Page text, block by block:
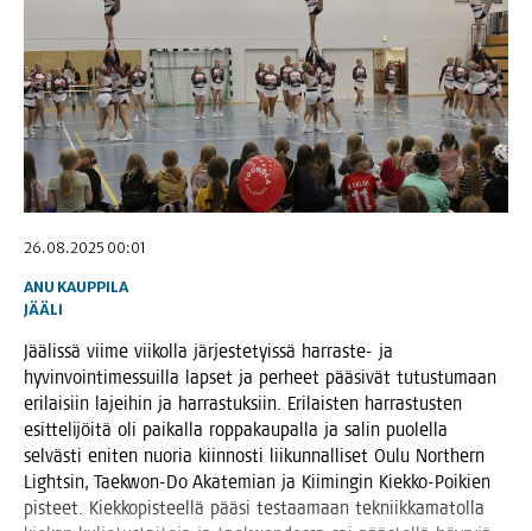
26.08.2025 00:01
ANU KAUPPILA
JÄÄLI
Jää­lis­sä vii­me vii­kol­la jär­jes­te­tyis­sä har­ras­te- ja
hyvin­voin­ti­mes­suil­la lap­set ja per­heet pää­si­vät tutus­tu­maan
eri­lai­siin lajei­hin ja har­ras­tuk­siin. Eri­lais­ten har­ras­tus­ten
esit­te­li­jöi­tä oli pai­kal­la rop­pa­kau­pal­la ja salin puo­lel­la
sel­väs­ti eni­ten nuo­ria kiin­nos­ti lii­kun­nal­li­set Oulu Nort­hern
Light­sin, Taekwon-Do Aka­te­mian ja Kii­min­gin Kiek­ko-Poi­kien
pis­teet. Kiek­ko­pis­teel­lä pää­si tes­taa­maan tek­niik­ka­ma­tol­la